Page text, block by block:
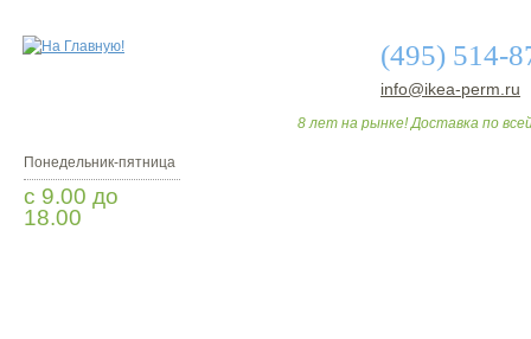
(495) 514-
info@ikea-perm.ru
8 лет на рынке! Доставка по
Понедельник-пятница
с 9.00 до
18.00